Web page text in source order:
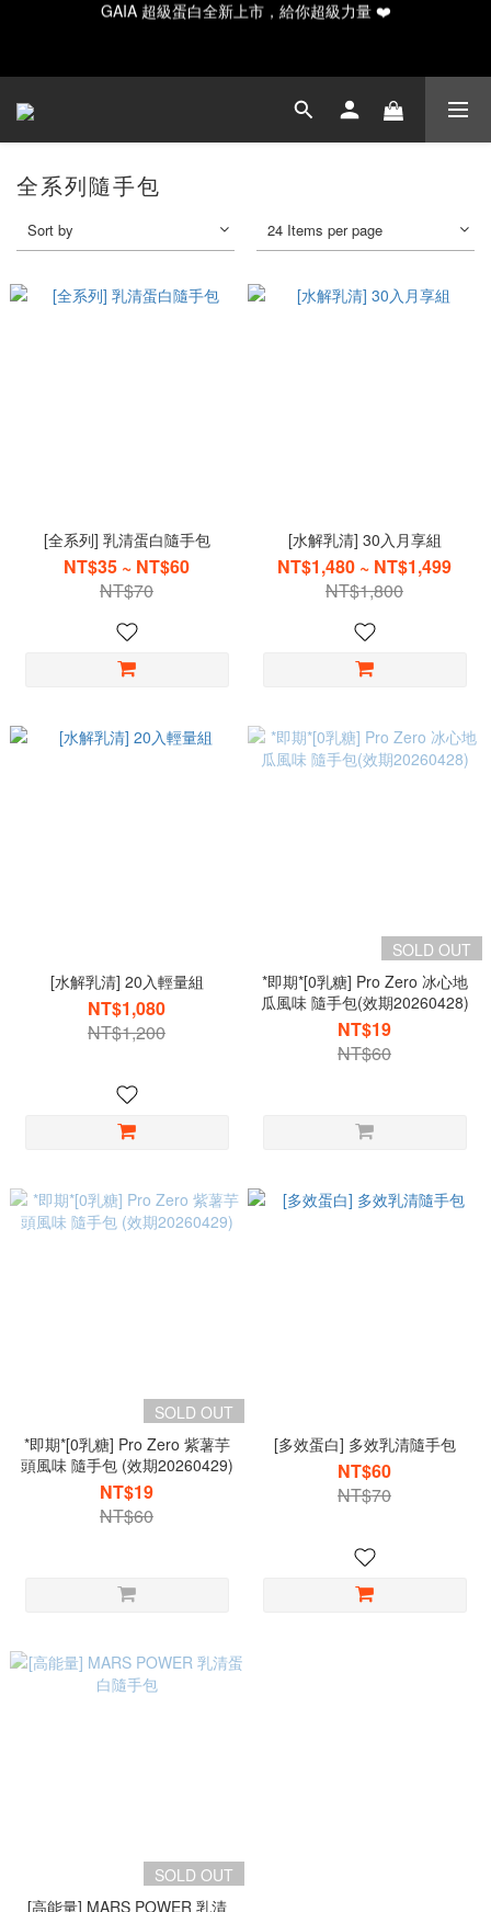
GAIA 超級蛋白全新上市，給你超級力量 ❤️
全系列隨手包
Sort by 24 Items per page
[全系列] 乳清蛋白隨手包
NT$35 ~ NT$60
NT$70
[水解乳清] 30入月享組
NT$1,480 ~ NT$1,499
NT$1,800
[水解乳清] 20入輕量組
NT$1,080
NT$1,200
SOLD OUT
*即期*[0乳糖] Pro Zero 冰心地
瓜風味 隨手包(效期20260428)
NT$19
NT$60
SOLD OUT
*即期*[0乳糖] Pro Zero 紫薯芋
頭風味 隨手包 (效期20260429)
NT$19
NT$60
[多效蛋白] 多效乳清隨手包
NT$60
NT$70
SOLD OUT
[高能量] MARS POWER 乳清